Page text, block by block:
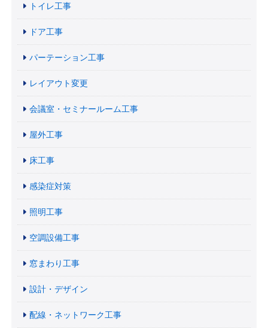
トイレ工事
ドア工事
パーテーション工事
レイアウト変更
会議室・セミナールーム工事
屋外工事
床工事
感染症対策
照明工事
空調設備工事
窓まわり工事
設計・デザイン
配線・ネットワーク工事